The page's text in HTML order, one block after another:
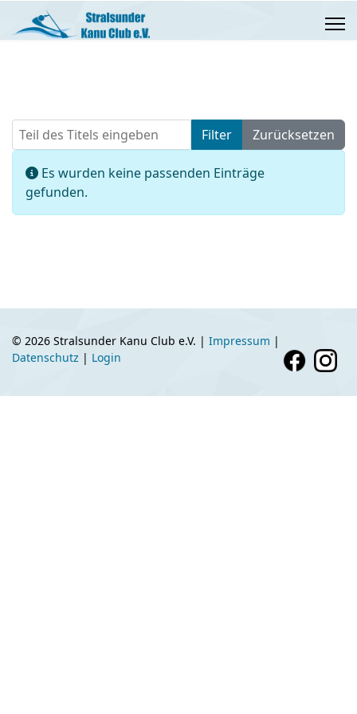
Teil des Titels eingeben Filter
Zurücksetzen
Information
Es wurden keine passenden Einträge
gefunden.
© 2026 Stralsunder Kanu Club e.V. | Impressum |
Datenschutz | Login